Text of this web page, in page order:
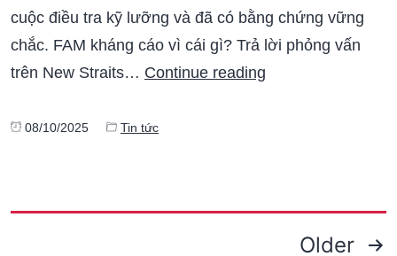
cuộc điều tra kỹ lưỡng và đã có bằng chứng vững
chắc. FAM kháng cáo vì cái gì? Trả lời phỏng vấn
trên New Straits… Continue reading
08/10/2025 Tin tức
Older